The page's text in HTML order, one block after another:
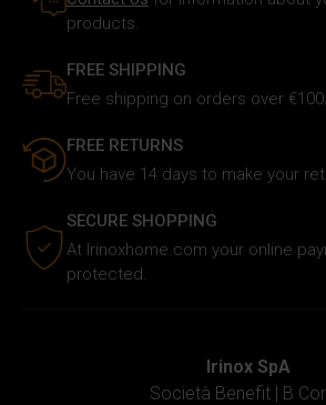
nostro traffico. Inoltre forniamo
cui utilizzi il nostro sito ai nostri
di analisi dei dati web, pubblicità e
potrebbero combinarle con altre
loro servizi.
products.
FREE SHIPPING
Free shipping on orders over €100.
FREE RETURNS
You have 14 days to make your
SECURE SHOPPING
At Irinoxhome.com your online
protected.
Irinox SpA
Società Benefit | B